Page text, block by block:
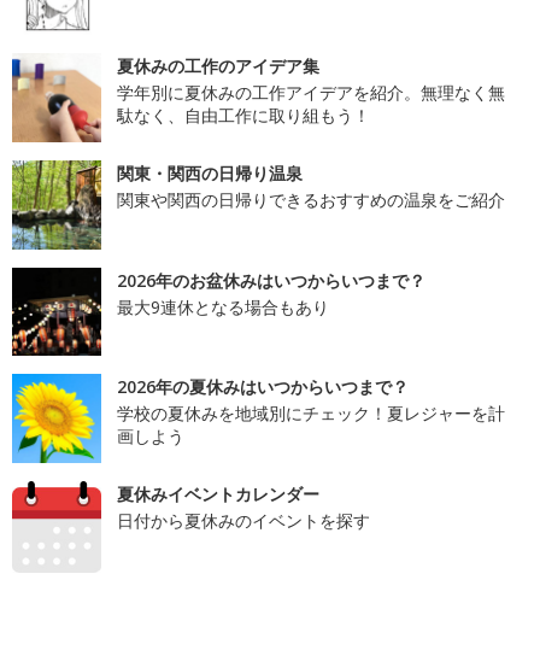
夏休みの工作のアイデア集
学年別に夏休みの工作アイデアを紹介。無理なく無
駄なく、自由工作に取り組もう！
関東・関西の日帰り温泉
関東や関西の日帰りできるおすすめの温泉をご紹介
2026年のお盆休みはいつからいつまで？
最大9連休となる場合もあり
2026年の夏休みはいつからいつまで？
学校の夏休みを地域別にチェック！夏レジャーを計
画しよう
夏休みイベントカレンダー
日付から夏休みのイベントを探す